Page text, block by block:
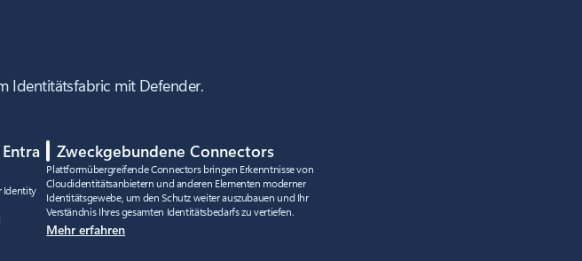
Identitätsfabric mit Defender.
Identity
Zweckgebundene Connectors
Plattformübergreifende Connectors bringen Erkenntnisse von
Cloudidentitätsanbietern und anderen Elementen moderner
Identitätsgewebe, um den Schutz weiter auszubauen und Ihr
Verständnis Ihres gesamten Identitätsbedarfs zu vertiefen.
Mehr erfahren